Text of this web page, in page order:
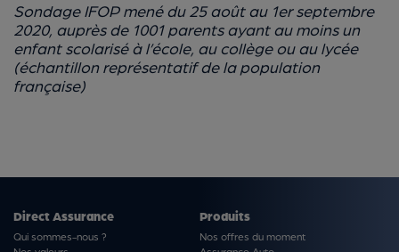
Sondage IFOP mené du 25 août au 1er septembre
2020, auprès de 1001 parents ayant au moins un
enfant scolarisé à l’école, au collège ou au lycée
(échantillon représentatif de la population
française)
Direct Assurance
Qui sommes-nous ?
Produits
Nos offres du moment